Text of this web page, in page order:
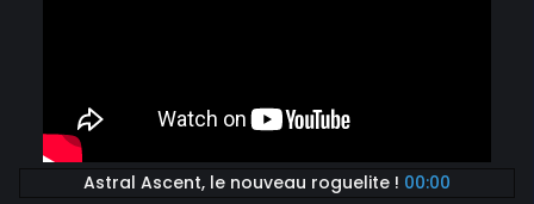
Astral Ascent, le nouveau roguelite ! 00:00